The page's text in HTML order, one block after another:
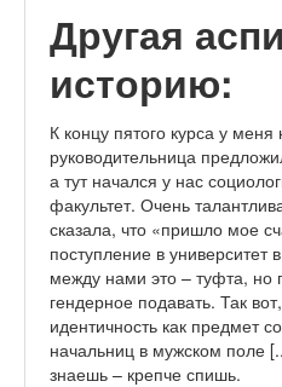
Другая
историю:
К концу пятого курса у
руководительница
а тут начался у нас
факультет. Очень
сказала, что «пришло мое
поступление в
между нами это – туфта, но
гендерное подавать. Так
идентичность как предмет
начальниц в мужском поле
знаешь – крепче спишь.